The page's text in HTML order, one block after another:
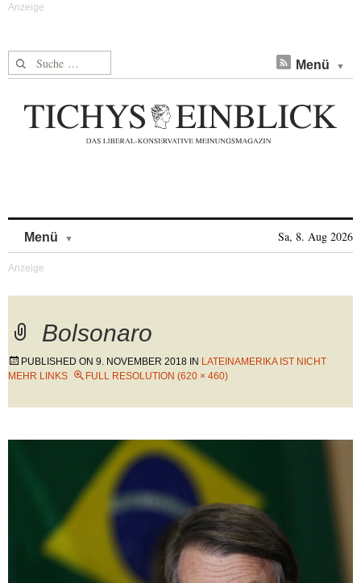
Suche nach: Menü
Menü Sa, 8. Aug 2026
Bolsonaro
PUBLISHED ON 9. NOVEMBER 2018 IN LATEINAMERIKA IST NICHT
MEHR LINKS
FULL RESOLUTION (620 × 460)